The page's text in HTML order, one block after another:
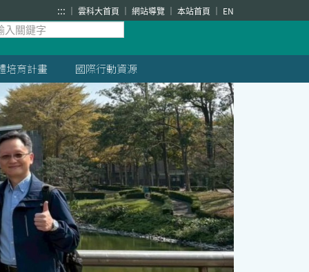
::: 雲科大首頁 網站導覽 本站首頁 EN
培育計畫 國際行動資源